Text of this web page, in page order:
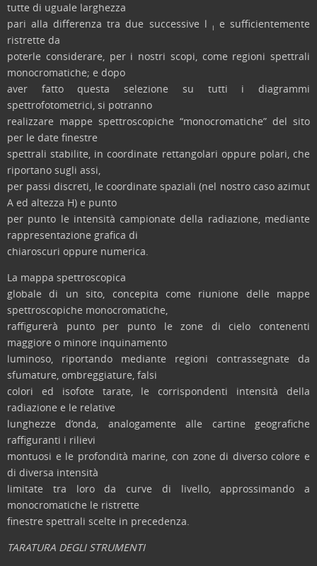
tutte di uguale larghezza
pari alla differenza tra due successive l
i
e sufficientemente
ristrette da
poterle considerare, per i nostri scopi, come regioni spettrali
monocromatiche; e dopo
aver fatto questa selezione su tutti i diagrammi
spettrofotometrici, si potranno
realizzare mappe spettroscopiche “monocromatiche” del sito
per le date finestre
spettrali stabilite, in coordinate rettangolari oppure polari, che
riportano sugli assi,
per passi discreti, le coordinate spaziali (nel nostro caso azimut
A ed altezza H) e punto
per punto le intensità campionate della radiazione, mediante
rappresentazione grafica di
chiaroscuri oppure numerica.
La mappa spettroscopica
globale di un sito, concepita come riunione delle mappe
spettroscopiche monocromatiche,
raffigurerà punto per punto le zone di cielo contenenti
maggiore o minore inquinamento
luminoso, riportando mediante regioni contrassegnate da
sfumature, ombreggiature, falsi
colori ed isofote tarate, le corrispondenti intensità della
radiazione e le relative
lunghezze d’onda, analogamente alle cartine geografiche
raffiguranti i rilievi
montuosi e le profondità marine, con zone di diverso colore e
di diversa intensità
limitate tra loro da curve di livello, approssimando a
monocromatiche le ristrette
finestre spettrali scelte in precedenza.
TARATURA DEGLI STRUMENTI